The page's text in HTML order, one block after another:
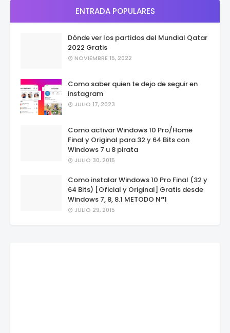
ENTRADA POPULARES
Dónde ver los partidos del Mundial Qatar
2022 Gratis
NOVIEMBRE 15, 2022
Como saber quien te dejo de seguir en
instagram
JULIO 17, 2023
Como activar Windows 10 Pro/Home
Final y Original para 32 y 64 Bits con
Windows 7 u 8 pirata
JULIO 30, 2015
Como instalar Windows 10 Pro Final (32 y
64 Bits) [Oficial y Original] Gratis desde
Windows 7, 8, 8.1 METODO Nª1
JULIO 29, 2015